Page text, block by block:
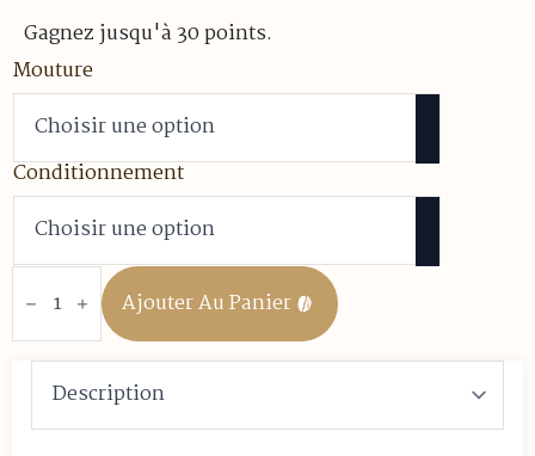
30.00 €
Gagnez jusqu'à 30 points.
Mouture
Conditionnement
quantité
Mélange
Père
Ajouter Au Panier